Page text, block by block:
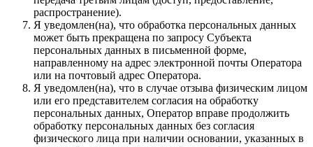
распространение).
Я уведомлен(на), что обработка персональных данных
может быть прекращена по запросу Субъекта
персональных данных в письменной форме,
направленному на адрес электронной почты Оператора
или на почтовый адрес Оператора.
Я уведомлен(на), что в случае отзыва физическим лицом
или его представителем согласия на обработку
персональных данных, Оператор вправе продолжить
обработку персональных данных без согласия
физического лица при наличии основании, указанных в